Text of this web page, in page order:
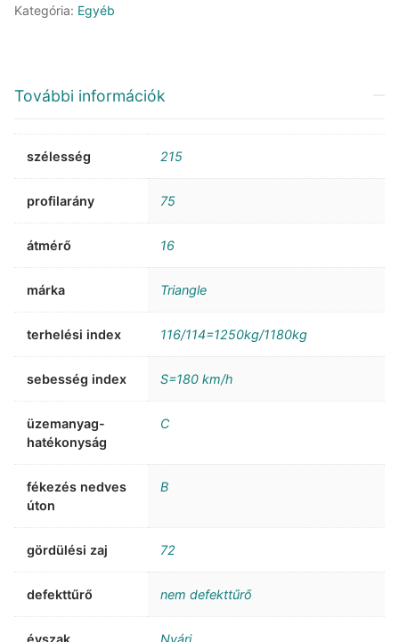
Kategória: Egyéb
További információk
szélesség 215
profilarány 75
átmérő 16
márka Triangle
terhelési index 116/114=1250kg/1180kg
sebesség index S=180 km/h
üzemanyag-
hatékonyság
C
fékezés nedves
úton
B
gördülési zaj 72
defekttűrő nem defekttűrő